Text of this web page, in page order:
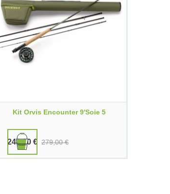
Kit Orvis Encounter 9'soie 5
248,00 € 279,00 €